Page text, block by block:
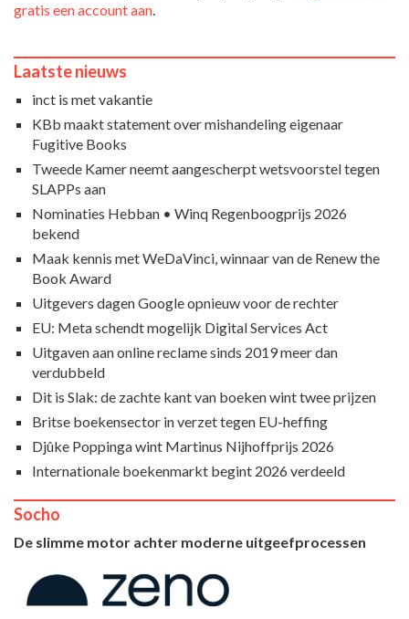
gratis een account aan.
Laatste nieuws
inct is met vakantie
KBb maakt statement over mishandeling eigenaar
Fugitive Books
Tweede Kamer neemt aangescherpt wetsvoorstel tegen
SLAPPs aan
Nominaties Hebban • Winq Regenboogprijs 2026
bekend
Maak kennis met WeDaVinci, winnaar van de Renew the
Book Award
Uitgevers dagen Google opnieuw voor de rechter
EU: Meta schendt mogelijk Digital Services Act
Uitgaven aan online reclame sinds 2019 meer dan
verdubbeld
Dit is Slak: de zachte kant van boeken wint twee prijzen
Britse boekensector in verzet tegen EU-heffing
Djûke Poppinga wint Martinus Nijhoffprijs 2026
Internationale boekenmarkt begint 2026 verdeeld
Socho
De slimme motor achter moderne uitgeefprocessen